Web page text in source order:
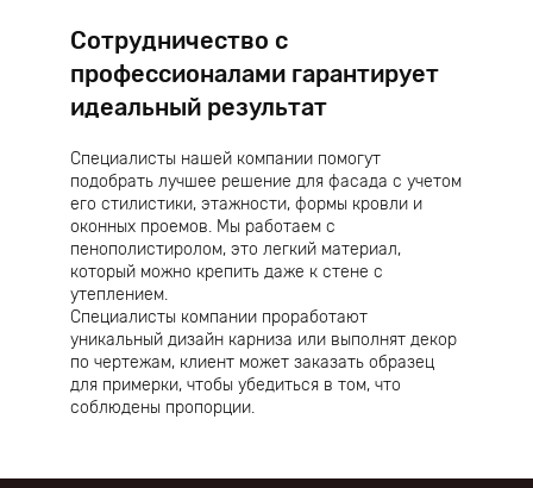
Сотрудничество с
профессионалами гарантирует
идеальный результат
Специалисты нашей компании помогут
подобрать лучшее решение для фасада с учетом
его стилистики, этажности, формы кровли и
оконных проемов. Мы работаем с
пенополистиролом, это легкий материал,
который можно крепить даже к стене с
утеплением.
Специалисты компании проработают
уникальный дизайн карниза или выполнят декор
по чертежам, клиент может заказать образец
для примерки, чтобы убедиться в том, что
соблюдены пропорции.